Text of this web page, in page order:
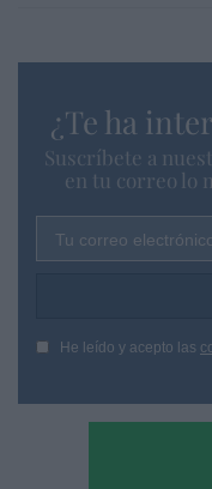
¿Te ha
Suscríbete a
en tu correo lo
Tu correo
He leído y acepto las